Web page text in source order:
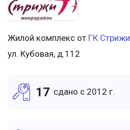
Жилой комплекс от ГК Стрижи
ул. Кубовая, д.112
17 cдано c 2012 г.